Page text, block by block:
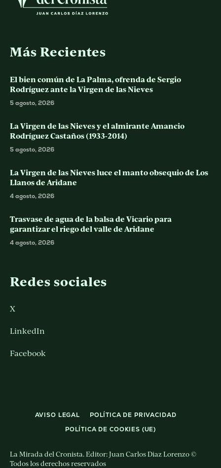
Más Recientes
El bien común de La Palma, ofrenda de Sergio
Rodríguez ante la Virgen de las Nieves
5 agosto, 2026
La Virgen de las Nieves y el almirante Amancio
Rodríguez Castaños (1933-2014)
5 agosto, 2026
La Virgen de las Nieves luce el manto obsequio de Los
Llanos de Aridane
4 agosto, 2026
Trasvase de agua de la balsa de Vicario para
garantizar el riego del valle de Aridane
4 agosto, 2026
Redes sociales
X
LinkedIn
Facebook
AVISO LEGAL
POLÍTICA DE PRIVACIDAD
POLÍTICA DE COOKIES (UE)
La Mirada del Cronista. Editor: Juan Carlos Diaz Lorenzo ©
Todos los derechos reservados